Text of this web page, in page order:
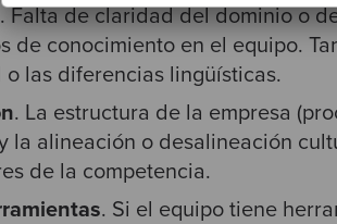
. Falta de claridad del dominio o
de conocimiento en el equipo.
las diferencias lingüísticas.
. La estructura de la empresa
la alineación o desalineación
de la competencia.
. Si el equipo tiene